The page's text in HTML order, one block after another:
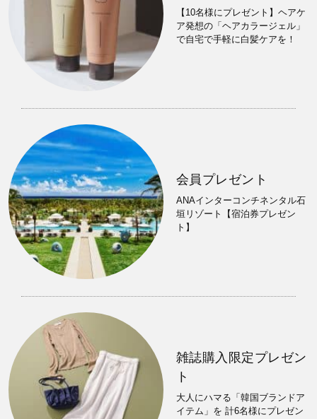
【10名様にプレゼント】ヘアケ
ア発想の「ヘアカラージェル」
で自宅で手軽に白髪ケアを！
会員プレゼント
ANAインターコンチネンタル石
垣リゾート【宿泊券プレゼン
ト】
雑誌購入限定プレゼン
ト
大人にハマる「韓国ブランドア
イテム」を 計6名様にプレゼン